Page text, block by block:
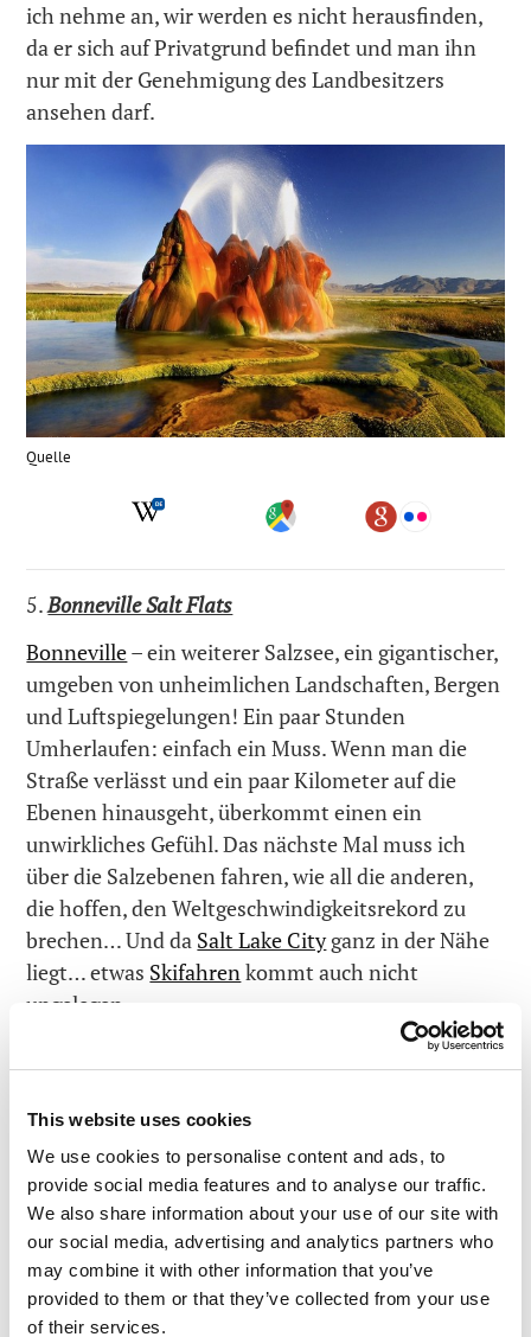
This website uses cookies
We use cookies to personalise content and ads, to
provide social media features and to analyse our traffic.
We also share information about your use of our site with
our social media, advertising and analytics partners who
may combine it with other information that you’ve
provided to them or that they’ve collected from your use
of their services.
ich nehme an, wir werden es nicht herausfinden,
da er sich auf Privatgrund befindet und man ihn
nur mit der Genehmigung des Landbesitzers
ansehen darf.
Quelle
5.Bonneville Salt Flats
Bonneville– ein weiterer Salzsee, ein gigantischer,
umgeben von unheimlichen Landschaften, Bergen
und Luftspiegelungen! Ein paar Stunden
Umherlaufen: einfach ein Muss. Wenn man die
Straße verlässt und ein paar Kilometer auf die
Ebenen hinausgeht, überkommt einen ein
unwirkliches Gefühl. Das nächste Mal muss ich
über die Salzebenen fahren, wie all die anderen,
die hoffen, den Weltgeschwindigkeitsrekord zu
brechen… Und da Salt Lake Cityganz in der Nähe
liegt… etwas Skifahrenkommt auch nicht
ungelegen.